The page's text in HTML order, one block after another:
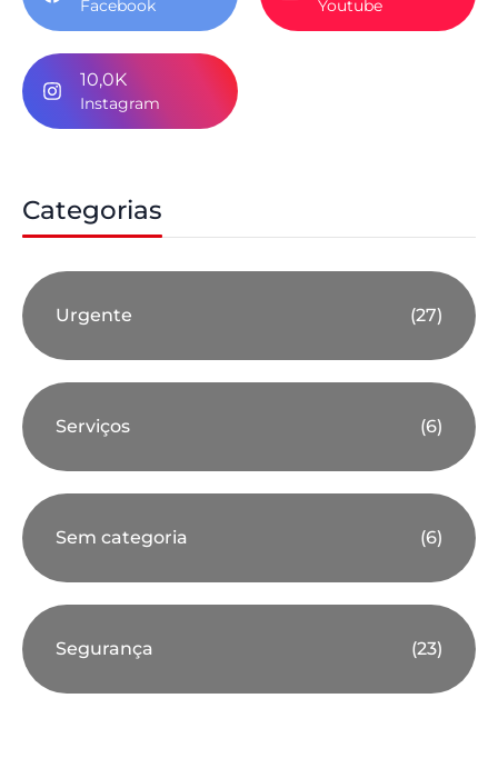
Facebook Youtube
10,0K
Instagram
Categorias
Urgente (27)
Serviços (6)
Sem categoria (6)
Segurança (23)